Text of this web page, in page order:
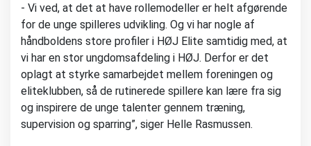
- Vi ved, at det at have rollemodeller er helt afgørende
for de unge spilleres udvikling. Og vi har nogle af
håndboldens store profiler i HØJ Elite samtidig med, at
vi har en stor ungdomsafdeling i HØJ. Derfor er det
oplagt at styrke samarbejdet mellem foreningen og
eliteklubben, så de rutinerede spillere kan lære fra sig
og inspirere de unge talenter gennem træning,
supervision og sparring”, siger Helle Rasmussen.